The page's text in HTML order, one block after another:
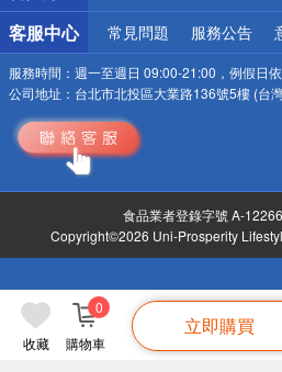
收藏 購物車
0
立即購買
客服中心 常見問題 服務公告
服務時間： 週一至週日 09:00-21:00，例假日
公司地址： 台北市北投區大業路136號5樓 (台
食品業者登錄字號 A-
Copyright©2026 Uni-Prosperity